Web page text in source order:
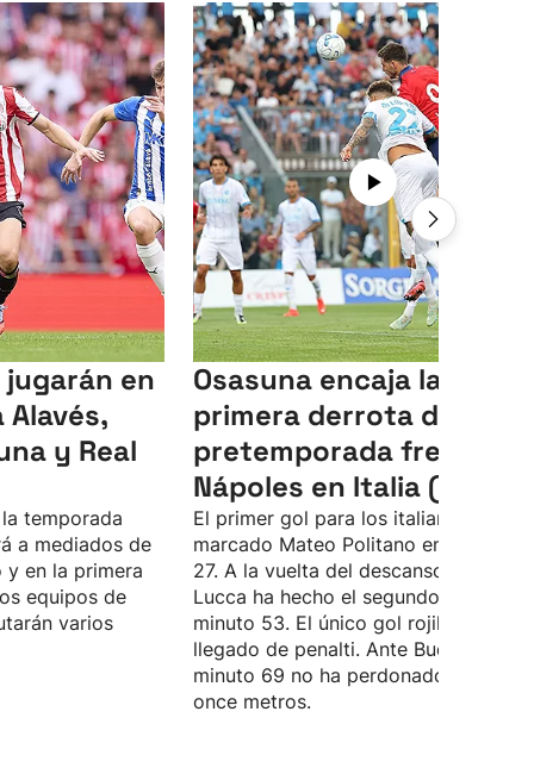
en
y Real
temporada
a mediados de
y en la primera
equipos de
varios
Osasuna encaja la
primera derrota de la
pretemporada frente al
Nápoles en Italia (2-1)
El primer gol para los italianos lo ha
marcado Mateo Politano en el minuto
27. A la vuelta del descanso, Lorenzo
Lucca ha hecho el segundo tanto en
minuto 53. El único gol rojillo ha
llegado de penalti. Ante Budimir en el
minuto 69 no ha perdonado desde
once metros.